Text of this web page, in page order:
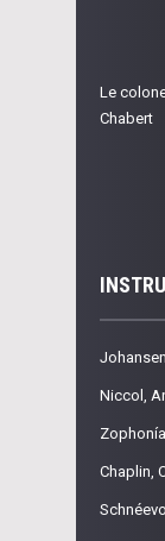
Le
Chabert
Niccol,
Chaplin,